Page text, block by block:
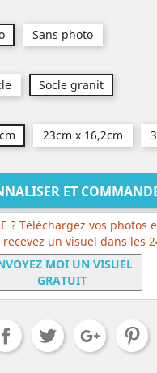
Sans photo
Socle granit
23cm x 16,2cm
ET
? Téléchargez vos photos
un visuel dans les
MOI UN VISUEL
GRATUIT